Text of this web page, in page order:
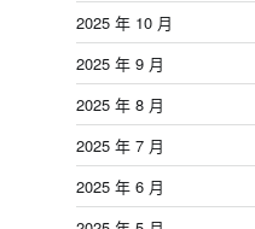
2025 年 10 月
2025 年 9 月
2025 年 8 月
2025 年 7 月
2025 年 6 月